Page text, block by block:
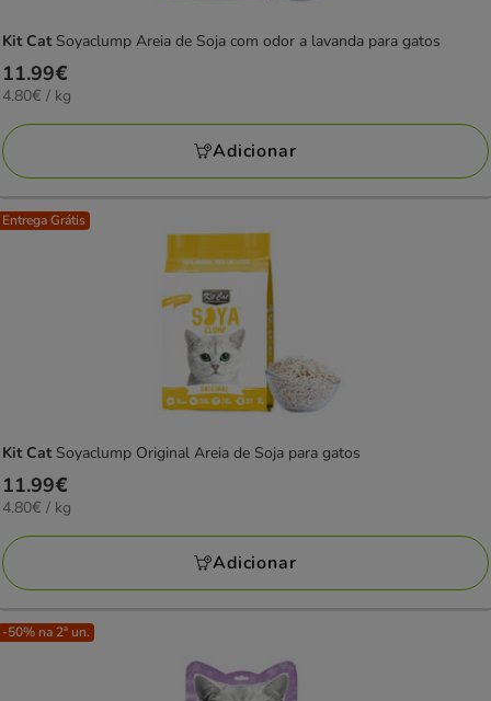
Kit Cat Soyaclump Areia de Soja com odor a lavanda para gatos
Preço
11.99€
11.99€
4.80€
KG
4.80€ / kg
Adicionar
Entrega Grátis
Kit Cat Soyaclump Original Areia de Soja para gatos
Preço
11.99€
11.99€
4.80€
KG
4.80€ / kg
Adicionar
-50% na 2ª un.